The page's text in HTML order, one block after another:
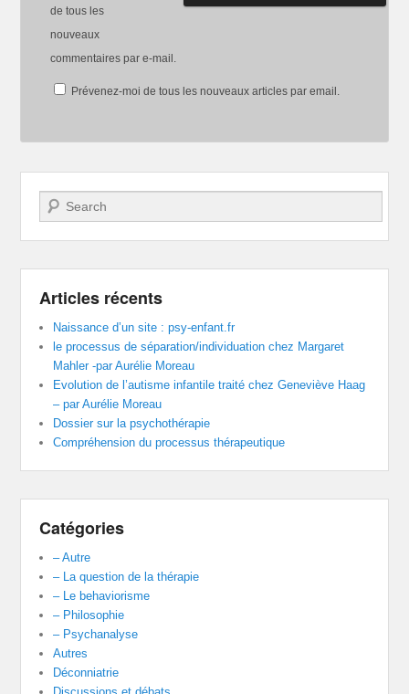
de tous les
nouveaux
commentaires par e-mail.
Prévenez-moi de tous les nouveaux articles par email.
Recherche
Articles récents
Naissance d’un site : psy-enfant.fr
le processus de séparation/individuation chez Margaret
Mahler -par Aurélie Moreau
Evolution de l’autisme infantile traité chez Geneviève Haag
– par Aurélie Moreau
Dossier sur la psychothérapie
Compréhension du processus thérapeutique
Catégories
– Autre
– La question de la thérapie
– Le behaviorisme
– Philosophie
– Psychanalyse
Autres
Déconniatrie